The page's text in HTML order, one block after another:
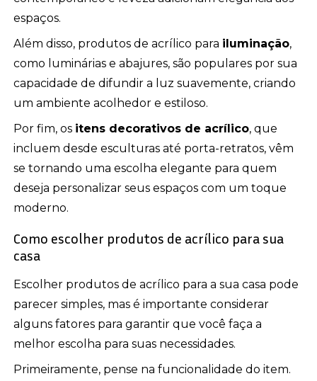
espaços.
Além disso, produtos de acrílico para iluminação,
como luminárias e abajures, são populares por sua
capacidade de difundir a luz suavemente, criando
um ambiente acolhedor e estiloso.
Por fim, os itens decorativos de acrílico, que
incluem desde esculturas até porta-retratos, vêm
se tornando uma escolha elegante para quem
deseja personalizar seus espaços com um toque
moderno.
Como escolher produtos de acrílico para sua
casa
Escolher produtos de acrílico para a sua casa pode
parecer simples, mas é importante considerar
alguns fatores para garantir que você faça a
melhor escolha para suas necessidades.
Primeiramente, pense na funcionalidade do item.